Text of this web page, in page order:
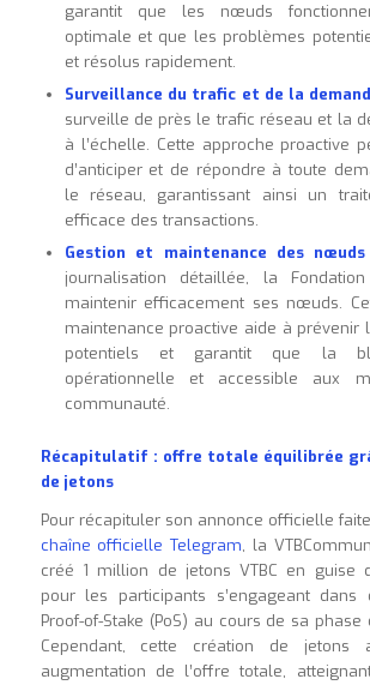
garantit que les nœuds
optimale et que les problèmes
et résolus rapidement.
Surveillance du trafic et de la
surveille de près le trafic réseau et la
à l’échelle. Cette approche proactive
d’anticiper et de répondre à toute
le réseau, garantissant ainsi un
efficace des transactions.
Gestion et maintenance des
journalisation détaillée, la
maintenir efficacement ses nœuds.
maintenance proactive aide à prévenir
potentiels et garantit que la
opérationnelle et accessible aux
communauté.
Récapitulatif : offre totale équilibrée
de jetons
Pour récapituler son annonce officielle
chaîne officielle Telegram, la
créé 1 million de jetons VTBC en guise
pour les participants s’engageant dans
Proof-of-Stake (PoS) au cours de sa
Cependant, cette création de jetons
augmentation de l’offre totale,